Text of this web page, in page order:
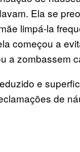
Ela se
limpá-la
começou a
a zombassem
e
de